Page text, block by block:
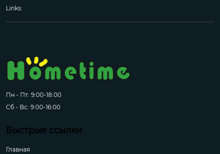
Links:
Пн - Пт: 9:00-18:00
Сб - Вс: 9:00-16:00
Быстрые ссылки
Главная